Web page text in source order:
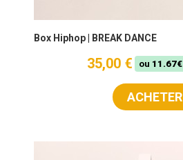
Box Hiphop | BREAK DANCE
35,00 € ou 11.67€
ACHETER